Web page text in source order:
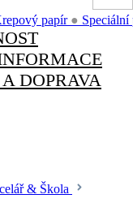
papír ● Speciální
DOPRAVA
& Škola